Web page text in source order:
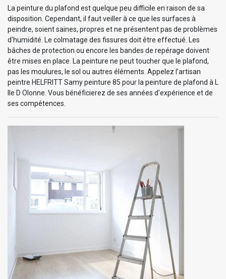
La peinture du plafond est quelque peu difficile en raison de sa
disposition. Cependant, il faut veiller à ce que les surfaces à
peindre, soient saines, propres et ne présentent pas de problèmes
d'humidité. Le colmatage des fissures doit être effectué. Les
bâches de protection ou encore les bandes de repérage doivent
être mises en place. La peinture ne peut toucher que le plafond,
pas les moulures, le sol ou autres éléments. Appelez l’artisan
peintre HELFRITT Samy peinture 85 pour la peinture de plafond à L
Ile D Olonne. Vous bénéficierez de ses années d'expérience et de
ses compétences.